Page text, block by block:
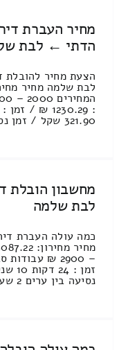
הדתי ← לבת
321.90 שקל / זמן נסיעה בין ערים 25 [...]
מחשבון הובלת
לבת שלמה
כמה עולה העברת
נסיעה בין ערים 2 שעות , [...]